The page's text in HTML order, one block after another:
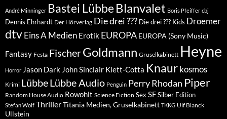
André Minninger Bastei Lübbe Blanvalet Boris Pfeiffer cbj
Dennis Ehrhardt Der Hörverlag Die drei ??? Die drei ??? Kids Droemer
dtvEins A Medien Erotik EUROPA EUROPA (Sony Music)
Fantasy Festa FischerGoldmann Gruselkabinett Heyne
Horror Jason Dark John Sinclair Klett-Cotta Knaur kosmos
Krimi LübbeLübbe Audio Penguin Perry Rhodan Piper
Random House Audio Rowohlt Science Fiction Sex SFSilber Edition
Stefan Wolf ThrillerTitania Medien, Gruselkabinett TKKG Ulf Blanck
Ullstein